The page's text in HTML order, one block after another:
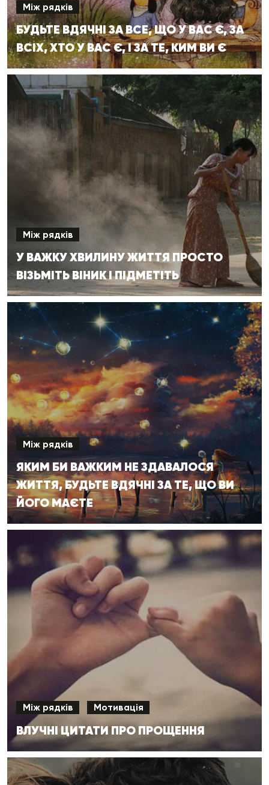
Між рядків
БУДЬТЕ ВДЯЧНІ ЗА ВСЕ, ЩО У ВАС Є, ЗА
ВСІХ, ХТО У ВАС Є, І ЗА ТЕ, КИМ ВИ Є
Між рядків
У ВАЖКУ ХВИЛИНУ ЖИТТЯ ПРОСТО
ВІЗЬМІТЬ ВІНИК І ПІДМЕТІТЬ
Між рядків
ЯКИМ БИ ВАЖКИМ НЕ ЗДАВАЛОСЯ
ЖИТТЯ, БУДЬТЕ ВДЯЧНІ ЗА ТЕ, ЩО ВИ
ЙОГО МАЄТЕ
Між рядків Мотивація
ВЛУЧНІ ЦИТАТИ ПРО ПРОЩЕННЯ